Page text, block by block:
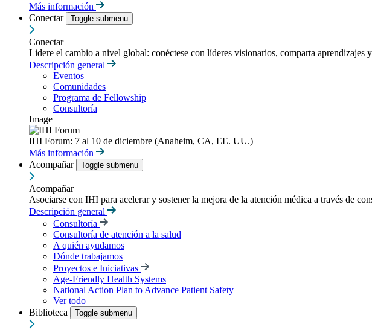
Más información
Conectar
Toggle submenu
Conectar
Lidere el cambio a nivel global: conéctese con líderes visionarios, comparta
Descripción general
Eventos
Comunidades
Programa de Fellowship
Consultoría
Image
IHI Forum: 7 al 10 de diciembre (Anaheim, CA, EE. UU.)
Más información
Acompañar
Toggle submenu
Acompañar
Asociarse con IHI para acelerar y sostener la mejora de la atención médica a través de
Descripción general
Consultoría
Consultoría de atención a la salud
A quién ayudamos
Dónde trabajamos
Proyectos e Iniciativas
Age-Friendly Health Systems
National Action Plan to Advance Patient Safety
Ver todo
Biblioteca
Toggle submenu